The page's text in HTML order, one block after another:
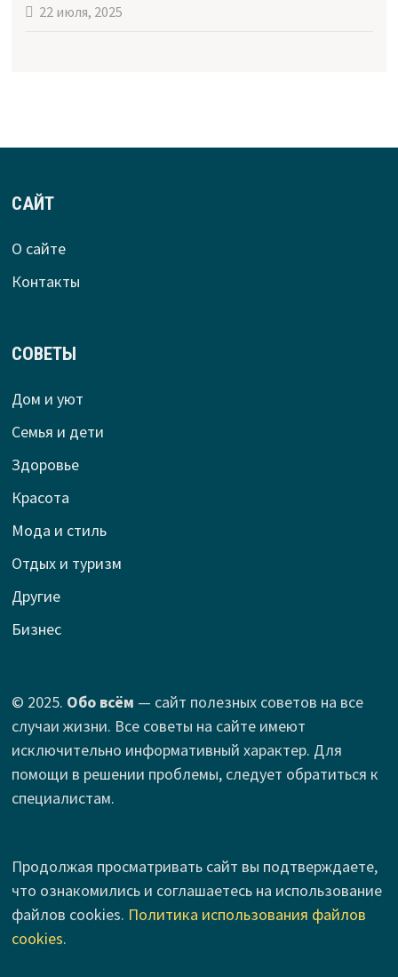
22 июля, 2025
САЙТ
О сайте
Контакты
СОВЕТЫ
Дом и уют
Семья и дети
Здоровье
Красота
Мода и стиль
Отдых и туризм
Другие
Бизнес
© 2025. Обо всём — сайт полезных советов на все
случаи жизни. Все советы на сайте имеют
исключительно информативный характер. Для
помощи в решении проблемы, следует обратиться к
специалистам.
Продолжая просматривать сайт вы подтверждаете,
что ознакомились и соглашаетесь на использование
файлов cookies. Политика использования файлов
cookies.